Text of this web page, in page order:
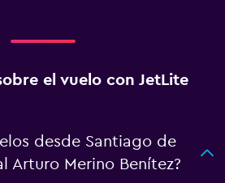
el vuelo con JetLite
desde Santiago de
Arturo Merino Benítez?